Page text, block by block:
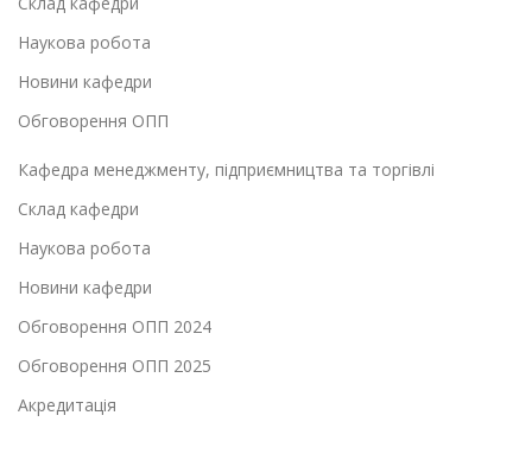
Наукова робота
Новини кафедри
Обговорення ОПП
Кафедра менеджменту, підприємництва та торгівлі
Склад кафедри
Наукова робота
Новини кафедри
Обговорення ОПП 2024
Обговорення ОПП 2025
Акредитація